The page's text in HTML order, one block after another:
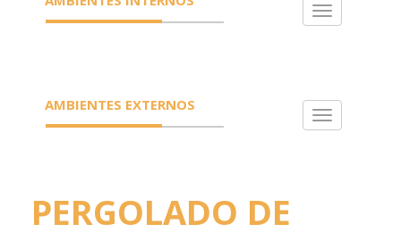
Toggle
AMBIENTES EXTERNOS
Toggle
PERGOLADO DE